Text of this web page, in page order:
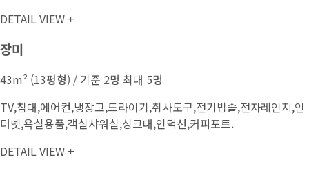
DETAIL VIEW +
장미
43m² (13평형) / 기준 2명 최대 5명
TV,침대,에어컨,냉장고,드라이기,취사도구,전기밥솥,전자레인지,인
터넷,욕실용품,객실샤워실,싱크대,인덕션,커피포트.
DETAIL VIEW +